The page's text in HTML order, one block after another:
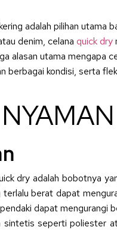
adalah pilihan utama
denim, celana quick dry
alasan utama mengapa
berbagai kondisi, serta
dry adalah bobotnya
berat dapat
dapat mengurangi
seperti poliester